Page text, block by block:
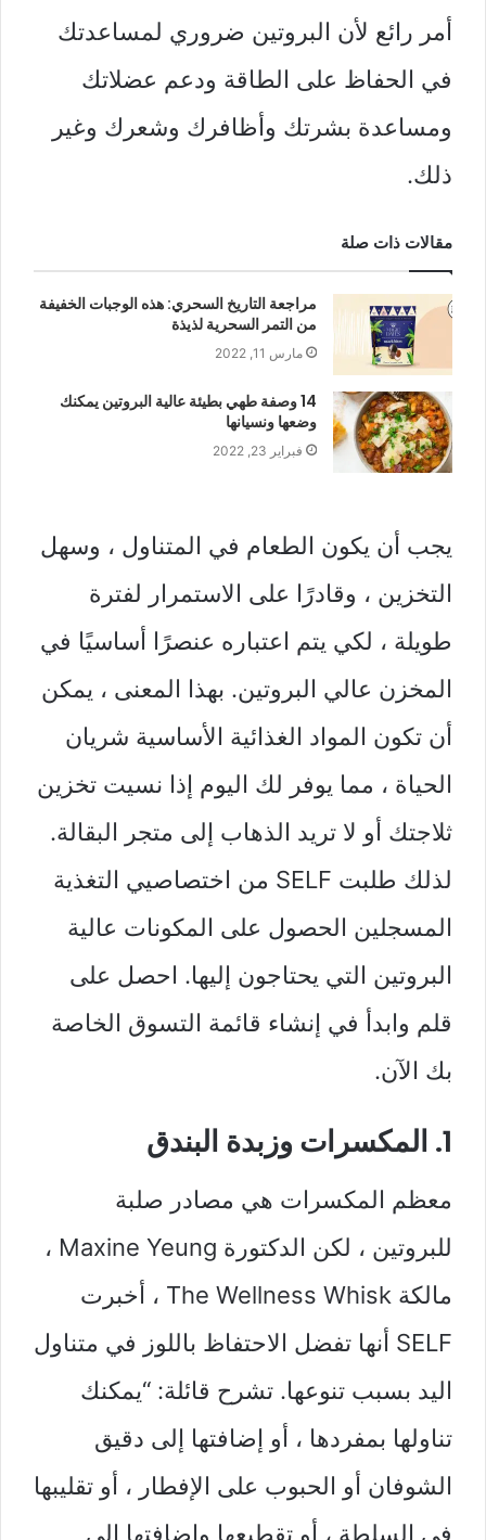
أمر رائع لأن البروتين ضروري لمساعدتك
في الحفاظ على الطاقة ودعم عضلاتك
ومساعدة بشرتك وأظافرك وشعرك وغير
ذلك.
مقالات ذات صلة
مراجعة التاريخ السحري: هذه الوجبات الخفيفة
من التمر السحرية لذيذة
مارس 11, 2022
14 وصفة طهي بطيئة عالية البروتين يمكنك
وضعها ونسيانها
فبراير 23, 2022
يجب أن يكون الطعام في المتناول ، وسهل
التخزين ، وقادرًا على الاستمرار لفترة
طويلة ، لكي يتم اعتباره عنصرًا أساسيًا في
المخزن عالي البروتين. بهذا المعنى ، يمكن
أن تكون المواد الغذائية الأساسية شريان
الحياة ، مما يوفر لك اليوم إذا نسيت تخزين
ثلاجتك أو لا تريد الذهاب إلى متجر البقالة.
لذلك طلبت SELF من اختصاصيي التغذية
المسجلين الحصول على المكونات عالية
البروتين التي يحتاجون إليها. احصل على
قلم وابدأ في إنشاء قائمة التسوق الخاصة
بك الآن.
1. المكسرات وزبدة البندق
معظم المكسرات هي مصادر صلبة
للبروتين ، لكن الدكتورة Maxine Yeung ،
مالكة The Wellness Whisk ، أخبرت
SELF أنها تفضل الاحتفاظ باللوز في متناول
اليد بسبب تنوعها. تشرح قائلة: “يمكنك
تناولها بمفردها ، أو إضافتها إلى دقيق
الشوفان أو الحبوب على الإفطار ، أو تقليبها
في السلطة ، أو تقطيعها وإضافتها إلى